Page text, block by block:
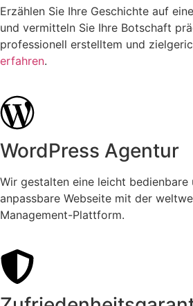
Erzählen Sie Ihre Geschichte auf
und vermitteln Sie Ihre Botschaft
professionell erstelltem und
erfahren.
WordPress Agentur
Wir gestalten eine leicht bedienbare
anpassbare Webseite mit der
Management-Plattform.